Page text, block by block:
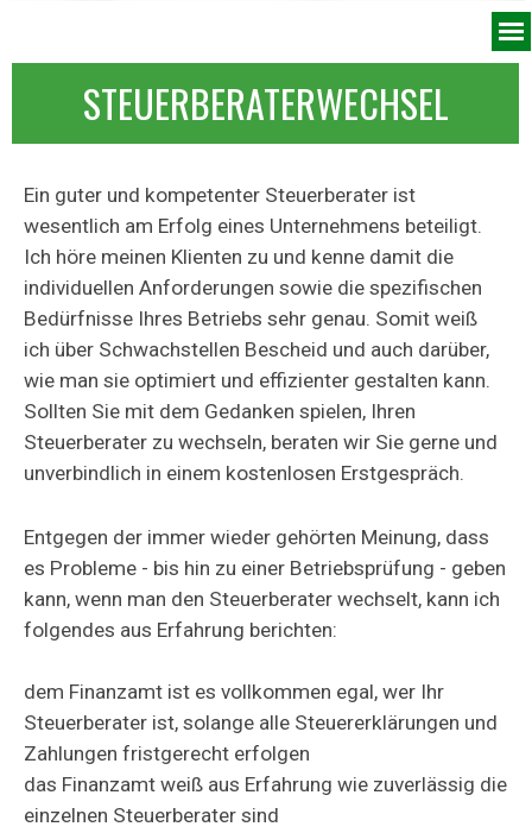
STEUERBERATERWECHSEL
Ein guter und kompetenter Steuerberater ist
wesentlich am Erfolg eines Unternehmens beteiligt.
Ich höre meinen Klienten zu und kenne damit die
individuellen Anforderungen sowie die spezifischen
Bedürfnisse Ihres Betriebs sehr genau. Somit weiß
ich über Schwachstellen Bescheid und auch darüber,
wie man sie optimiert und effizienter gestalten kann.
Sollten Sie mit dem Gedanken spielen, Ihren
Steuerberater zu wechseln, beraten wir Sie gerne und
unverbindlich in einem kostenlosen Erstgespräch.
Entgegen der immer wieder gehörten Meinung, dass
es Probleme - bis hin zu einer Betriebsprüfung - geben
kann, wenn man den Steuerberater wechselt, kann ich
folgendes aus Erfahrung berichten:
dem Finanzamt ist es vollkommen egal, wer Ihr
Steuerberater ist, solange alle Steuererklärungen und
Zahlungen fristgerecht erfolgen
das Finanzamt weiß aus Erfahrung wie zuverlässig die
einzelnen Steuerberater sind